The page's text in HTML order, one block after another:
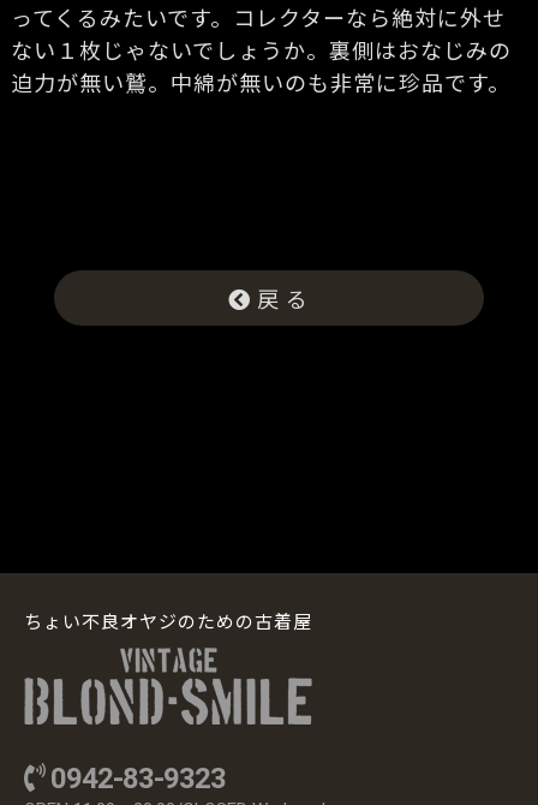
ってくるみたいです。コレクターなら絶対に外せ
ない１枚じゃないでしょうか。裏側はおなじみの
迫力が無い鷲。中綿が無いのも非常に珍品です。
戻 る
ちょい不良オヤジのための古着屋
0942-83-9323